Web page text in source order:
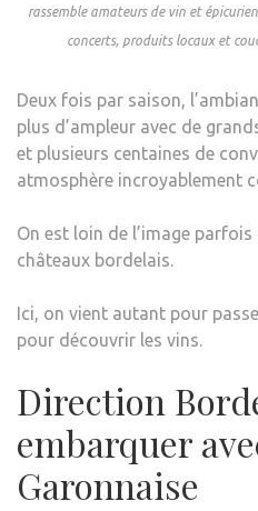
rassemble amateurs de vin et
concerts, produits locaux et
Deux fois par saison,
plus d’ampleur avec de
et plusieurs centaines de
atmosphère incroyablement
On est loin de l’image
châteaux bordelais.
Ici, on vient autant pour
pour découvrir les vins.
Direction
embarquer
Garonnaise